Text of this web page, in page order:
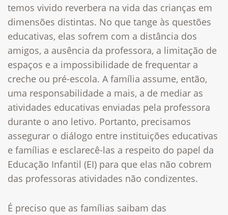
temos vivido reverbera na vida das crianças em
dimensões distintas. No que tange às questões
educativas, elas sofrem com a distância dos
amigos, a ausência da professora, a limitação de
espaços e a impossibilidade de frequentar a
creche ou pré-escola. A família assume, então,
uma responsabilidade a mais, a de mediar as
atividades educativas enviadas pela professora
durante o ano letivo. Portanto, precisamos
assegurar o diálogo entre instituições educativas
e famílias e esclarecê-las a respeito do papel da
Educação Infantil (EI) para que elas não cobrem
das professoras atividades não condizentes.
É preciso que as famílias saibam das